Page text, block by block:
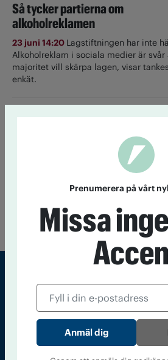
Så tycker partierna om
alkoholreklamen
23 juni 14:20 Lagstiftningen har inte
Alkoholreklam i sociala medier är svår
majoritet vill skärpa lagen, visar
enkät.
Ett glas om dagen ökar risken
Även låg
cancer, visar ny amerikansk forskning.
Sveriges största tidning om
Tidningen Accent, A4, Bondegatan
accent@iogt.se
Prenumerera på vårt
Missa